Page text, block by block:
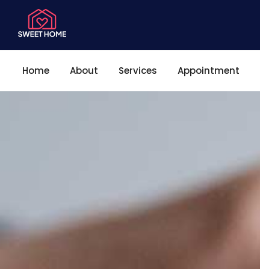
Home About Services Appointment